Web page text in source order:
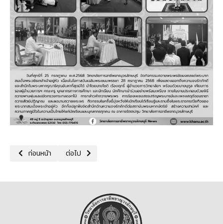
เนื้อหาก่อนหน้า: 25/07/68 กิจกรรมออกเยี่ยมให้กำลังใจกลุ่มเปราะบาง
ก่อนหน้า เนื้อหาถัดไป: 25/07/68 กิจกรรมโครงการรณรงค์ปลูก
ต่อไป